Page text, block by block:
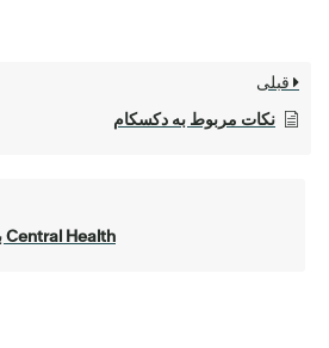
قبلی
نکات مربوط به دکسکام
Central Health برنامه مدیریت پرونده